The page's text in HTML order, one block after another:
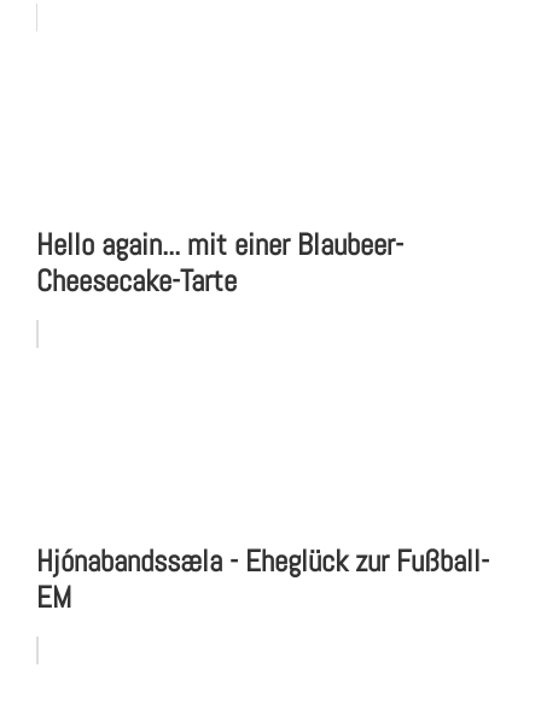
Hello again... mit einer Blaubeer-
Cheesecake-Tarte
Hjónabandssæla - Eheglück zur Fußball-
EM